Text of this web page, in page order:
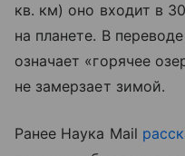
кв. км) оно входит в
на планете. В
означает «горячее
не замерзает зимой.
Ранее Наука Mail